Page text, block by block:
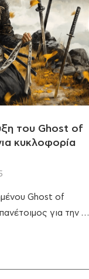
του Ghost of
κυκλοφορία
Ghost of
για την …